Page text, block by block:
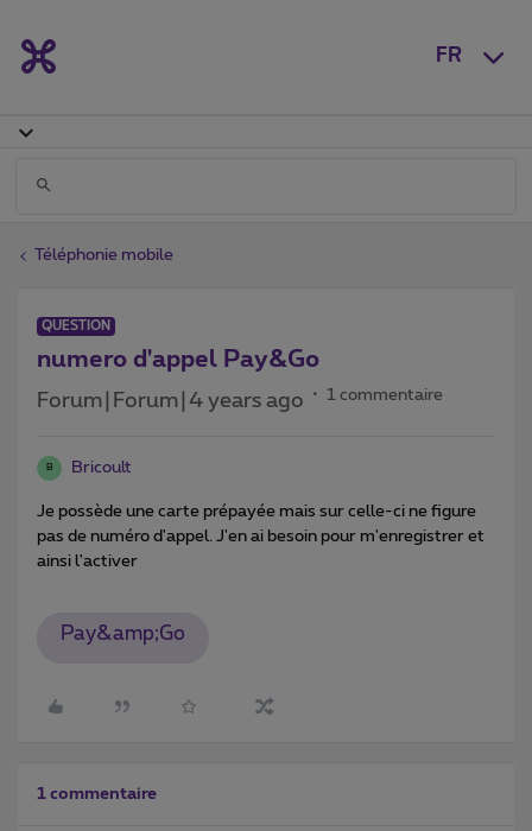
FR
Téléphonie mobile
QUESTION
numero d'appel Pay&Go
Forum|Forum|4 years ago 1 commentaire
B Bricoult
Je possède une carte prépayée mais sur celle-ci ne figure
pas de numéro d'appel. J'en ai besoin pour m'enregistrer et
ainsi l'activer
Pay&amp;Go
1 commentaire